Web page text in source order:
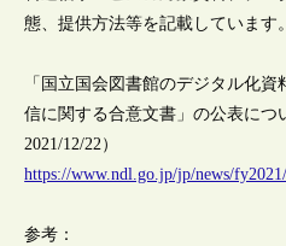
態、提供方法等を記載しています。
「国立国会図書館のデジタル化資
信に関する合意文書」の公表につ
2021/12/22）
https://www.ndl.go.jp/jp/news/
参考：